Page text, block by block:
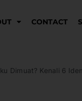
CONTACT
Dimuat? Kenali 6